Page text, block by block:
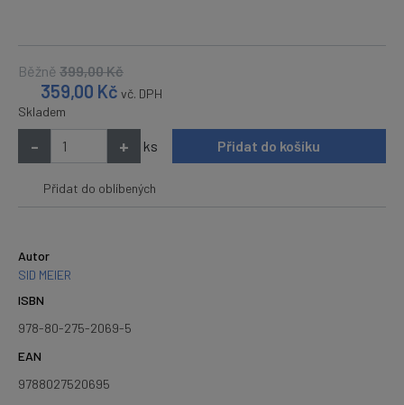
Běžně 399,00Kč
359,00 Kč vč. DPH
Skladem
- + ks Přidat do košíku
Přidat do oblíbených
Autor
SID MEIER
ISBN
978-80-275-2069-5
EAN
9788027520695